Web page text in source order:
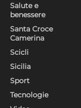
Salute e
benessere
Santa Croce
Camerina
Scicli
Sicilia
Sport
Tecnologie